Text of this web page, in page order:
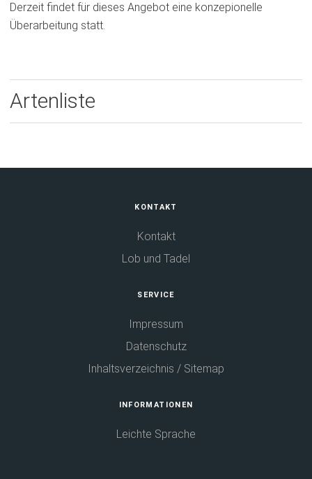
Derzeit findet für dieses Angebot eine konzepionelle
Überarbeitung statt.
Artenliste
KONTAKT
Kontakt
Lob und Tadel
SERVICE
Impressum
Datenschutz
Inhaltsverzeichnis / Sitemap
INFORMATIONEN
Leichte Sprache